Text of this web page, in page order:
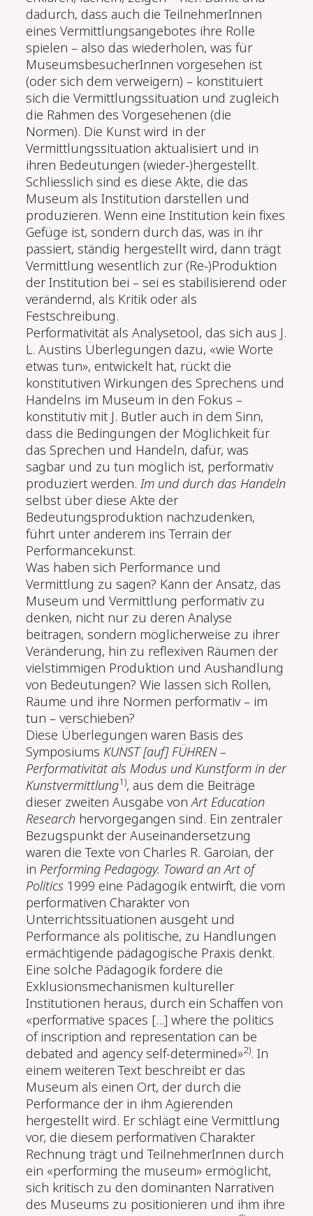
dadurch, dass auch die TeilnehmerInnen
eines Vermittlungsangebotes ihre Rolle
spielen – also das wiederholen, was für
MuseumsbesucherInnen vorgesehen ist
(oder sich dem verweigern) – konstituiert
sich die Vermittlungssituation und zugleich
die Rahmen des Vorgesehenen (die
Normen). Die Kunst wird in der
Vermittlungssituation aktualisiert und in
ihren Bedeutungen (wieder-)hergestellt.
Schliesslich sind es diese Akte, die das
Museum als Institution darstellen und
produzieren. Wenn eine Institution kein fixes
Gefüge ist, sondern durch das, was in ihr
passiert, ständig hergestellt wird, dann trägt
Vermittlung wesentlich zur (Re-)Produktion
der Institution bei – sei es stabilisierend oder
verändernd, als Kritik oder als
Festschreibung.
Performativität als Analysetool, das sich aus J.
L. Austins Überlegungen dazu, «wie Worte
etwas tun», entwickelt hat, rückt die
konstitutiven Wirkungen des Sprechens und
Handelns im Museum in den Fokus –
konstitutiv mit J. Butler auch in dem Sinn,
dass die Bedingungen der Möglichkeit für
das Sprechen und Handeln, dafür, was
sagbar und zu tun möglich ist, performativ
produziert werden.Im und durch das Handeln
selbst über diese Akte der
Bedeutungsproduktion nachzudenken,
führt unter anderem ins Terrain der
Performancekunst.
Was haben sich Performance und
Vermittlung zu sagen? Kann der Ansatz, das
Museum und Vermittlung performativ zu
denken, nicht nur zu deren Analyse
beitragen, sondern möglicherweise zu ihrer
Veränderung, hin zu reflexiven Räumen der
vielstimmigen Produktion und Aushandlung
von Bedeutungen? Wie lassen sich Rollen,
Räume und ihre Normen performativ – im
tun – verschieben?
Diese Überlegungen waren Basis des
Symposiums KUNST [auf] FÜHREN –
Performativität als Modus und Kunstform in der
Kunstvermittlung1), aus dem die Beiträge
dieser zweiten Ausgabe vonArt Education
Research hervorgegangen sind. Ein zentraler
Bezugspunkt der Auseinandersetzung
waren die Texte von Charles R. Garoian, der
in Performing Pedagogy. Toward an Art of
Politics 1999 eine Pädagogik entwirft, die vom
performativen Charakter von
Unterrichtssituationen ausgeht und
Performance als politische, zu Handlungen
ermächtigende pädagogische Praxis denkt.
Eine solche Pädagogik fordere die
Exklusionsmechanismen kultureller
Institutionen heraus, durch ein Schaffen von
«performative spaces [...] where the politics
of inscription and representation can be
debated and agency self-determined»2). In
einem weiteren Text beschreibt er das
Museum als einen Ort, der durch die
Performance der in ihm Agierenden
hergestellt wird. Er schlägt eine Vermittlung
vor, die diesem performativen Charakter
Rechnung trägt und TeilnehmerInnen durch
ein «performing the museum» ermöglicht,
sich kritisch zu den dominanten Narrativen
des Museums zu positionieren und ihm ihre